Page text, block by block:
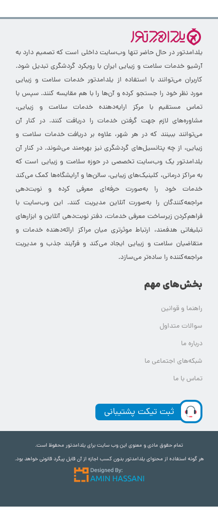
یلدامدتور در حال حاضر تنها وب‌سایت داخلی است که تصمیم دارد به
آرشیو خدمات سلامت و زیبایی ایران با رویکرد گردشگری تبدیل شود.
کاربران می‌توانند با استفاده از یلدامدتور خدمات سلامت و زیبایی
مورد نظر خود را جستجو کرده و آن‌ها را با هم مقایسه کنند. سپس با
تماس مستقیم با مرکز ارایه‌دهنده خدمات سلامت و زیبایی،
مشاوره‌های لازم جهت گرفتن خدمات را دریافت کنند. در کنار آن
می‌توانند ببینند که در هر شهر، علاوه بر دریافت خدمات سلامت و
زیبایی، از چه پتانسیل‌های گردشگری نیز بهره‌مند می‌شوند. در کنار آن
یلدامدتور یک وب‌سایت تخصصی در حوزه سلامت و زیبایی است که
به مراکز درمانی، کلینیک‌های زیبایی، سالن‌ها و آرایشگاه‌ها کمک می‌کند
خدمات خود را به‌صورت حرفه‌ای معرفی کرده و نوبت‌دهی
مراجعه‌کنندگان را به‌صورت آنلاین مدیریت کنند. این وب‌سایت با
فراهم‌کردن زیرساخت معرفی خدمات، دفتر نوبت‌دهی آنلاین و ابزارهای
تبلیغاتی هدفمند، ارتباط موثرتری میان مراکز ارائه‌دهنده خدمات و
متقاضیان سلامت و زیبایی ایجاد می‌کند و فرآیند جذب و مدیریت
مراجعه‌کننده را ساده‌تر می‌سازد.
بخش‌های مهم
راهنما و قوانین
سوالات متداول
درباره ما
شبکه‌های اجتماعی ما
تماس با ما
ثبت تیکت پشتیبانی
تمام حقوق مادی و معنوی این وب سایت برای یلدامدتور محفوظ است.
هر گونه استفاده از محتوای یلدامدتور بدون کسب اجازه از آن قابل پیگرد قانونی خواهد بود.